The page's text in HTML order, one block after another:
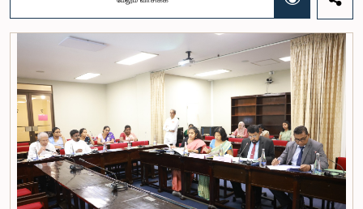
குடியரசின் அரசியலமைப்பின் 153(2) ஆம் உறுப்புரையின் பிரகாரம், கணக்காய்வாளர் நாயகத்தின்
சம்பளம் தொடர்பான பிரேரணை குழுவின் கவனத்திற்கு கொண்டு வரப்பட்டது.இதன்போது,
கணக்காய்வாளர் நாயகத்தின் பொறுப்புகள், அரச நிதி மேற்பார்வை மற்றும் கணக்காய்வுத் துறையின்
சுயாதீனத் தன்மை உள்ளிட்ட விடயங்களை கருத்தில் கொண்டு, சம்பள மட்டம் தொடர்பாக குழுத்
தலைவர் உள்ளிட்ட உறுப்பினர்கள் தமது கருத்துகளையும் பரிந்துரைகளையும் முன்வைத்தனர்.மேலும்,
அரசியலமைப்பின் 170 ஆம் உறுப்புரையின் பிரகாரம், கணக்காய்வாளர் நாயகம் ஒரு அரசாங்க ஊழியர்
அல்ல என்பதையும், நடைமுறையில் உள்ள அரசாங்க சம்பள அளவுகோலுக்கு வெளியே இப்பதவிக்கான
சம்பளத்தை விசேடமாக பரிசீலிக்க முடியும் என்பதையும் குழு சுட்டிக்காட்டியது.முன்மொழியப்பட்ட சம்பளத்
தொகை, முன்னர் பதவி வகித்த கணக்காய்வாளர் நாயகங்களின் சம்பளங்களையும் கருத்தில் கொண்டு
நிர்ணயிக்கப்பட்டதாக அதிகாரிகள் தெரிவித்தனர். இதற்கு முன்னர், சம்பளங்கள் மற்றும் பணியாளர்
ஆணைக்குழுவே இத்தகைய சம்பளங்களை நிர்ணயித்து வந்த போதிலும், தற்போது அத்தகைய
ஆணைக்குழு இல்லையெனவும் அதிகாரிகள் குறிப்பிட்டனர்.கணக்காய்வாளர் நாயகத்திற்கான
முன்மொழியப்பட்ட சம்பள மட்டத்தை குழு அங்கீகரித்திருந்தாலும், அப்பதவிக்கு வழங்கப்பட்டுள்ள
பொறுப்புகள் மற்றும் கடமைகளின் முக்கியத்துவத்தை கருத்தில் கொண்டு, அந்தச் சம்பளம் மேலும்